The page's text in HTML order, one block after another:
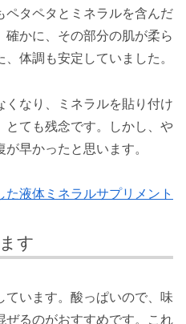
ペタペタとミネラルを含んだ
確かに、その部分の肌が柔ら
体調も安定していました。
くなり、ミネラルを貼り付け
とても残念です。しかし、や
早かったと思います。
液体ミネラルサプリメント
す
います。酸っぱいので、味
ぜるのがおすすめです。これ